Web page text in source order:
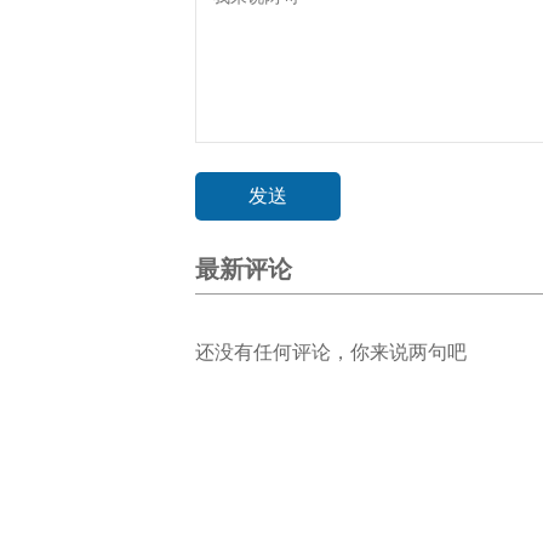
最新评论
还没有任何评论，你来说两句吧